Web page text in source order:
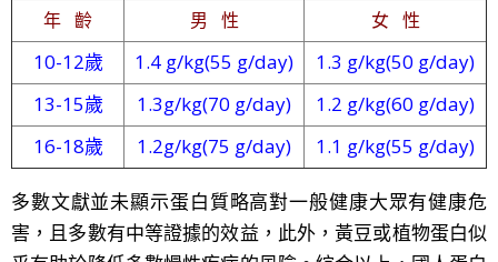
年 齡 男 性 女 性
10-12歲 1.4 g/kg(55 g/day)
1.3 g/kg(50 g/day)
13-15歲
1.3g/kg(70 g/day)
1.2 g/kg(60 g/day)
16-18歲
1.2g/kg(75 g/day) 1.1 g/kg(55 g/day)
多數文獻並未顯示蛋白質略高對一般健康大眾有健康危
害，且多數有中等證據的效益，此外，黃豆或植物蛋白似